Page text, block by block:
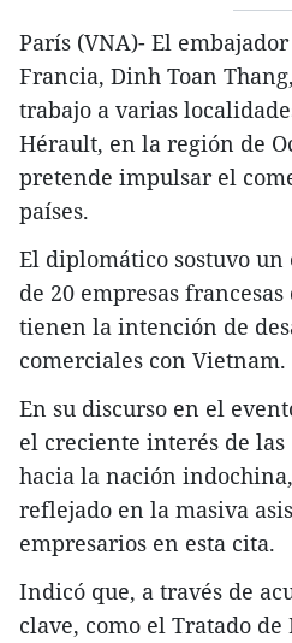
París (VNA)- El
Francia, Dinh Toan
trabajo a varias
Hérault, en la región de
pretende impulsar el
países.
El diplomático sostuvo
de 20 empresas
tienen la intención de
comerciales con Vietnam.
En su discurso en el
el creciente interés de las
hacia la nación
reflejado en la masiva
empresarios en esta cita.
Indicó que, a través de
clave, como el Tratado